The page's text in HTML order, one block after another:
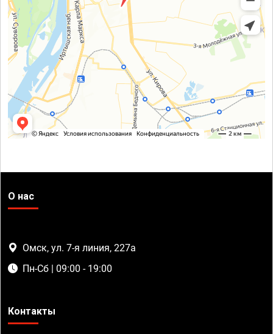
О нас
Омск, ул. 7-я линия, 227а
Пн-Сб | 09:00 - 19:00
Контакты